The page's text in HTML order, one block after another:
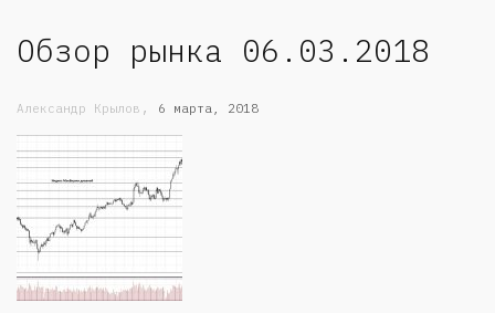
Обзор рынка 06.03.2018
Александр Крылов , 6 марта, 2018